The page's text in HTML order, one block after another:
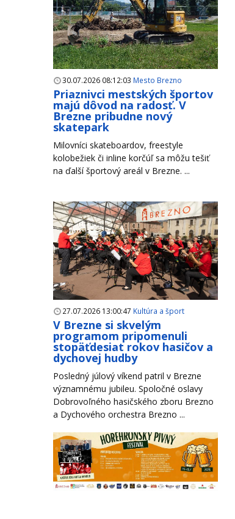
30.07.2026 08:12:03 Mesto Brezno
Priaznivci mestských športov
majú dôvod na radosť. V
Brezne pribudne nový
skatepark
Milovníci skateboardov, freestyle
kolobežiek či inline korčúľ sa môžu tešiť
na ďalší športový areál v Brezne. ...
27.07.2026 13:00:47 Kultúra a šport
V Brezne si skvelým
programom pripomenuli
stopäťdesiat rokov hasičov a
dychovej hudby
Posledný júlový víkend patril v Brezne
významnému jubileu. Spoločné oslavy
Dobrovoľného hasičského zboru Brezno
a Dychového orchestra Brezno ...